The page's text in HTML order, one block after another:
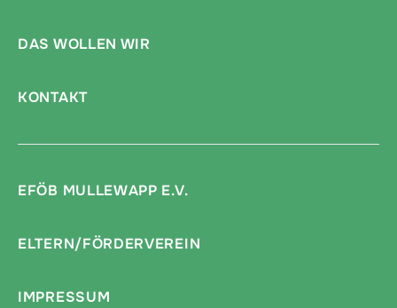
DAS WOLLEN WIR
KONTAKT
EFÖB MULLEWAPP E.V.
ELTERN/FÖRDERVEREIN
IMPRESSUM